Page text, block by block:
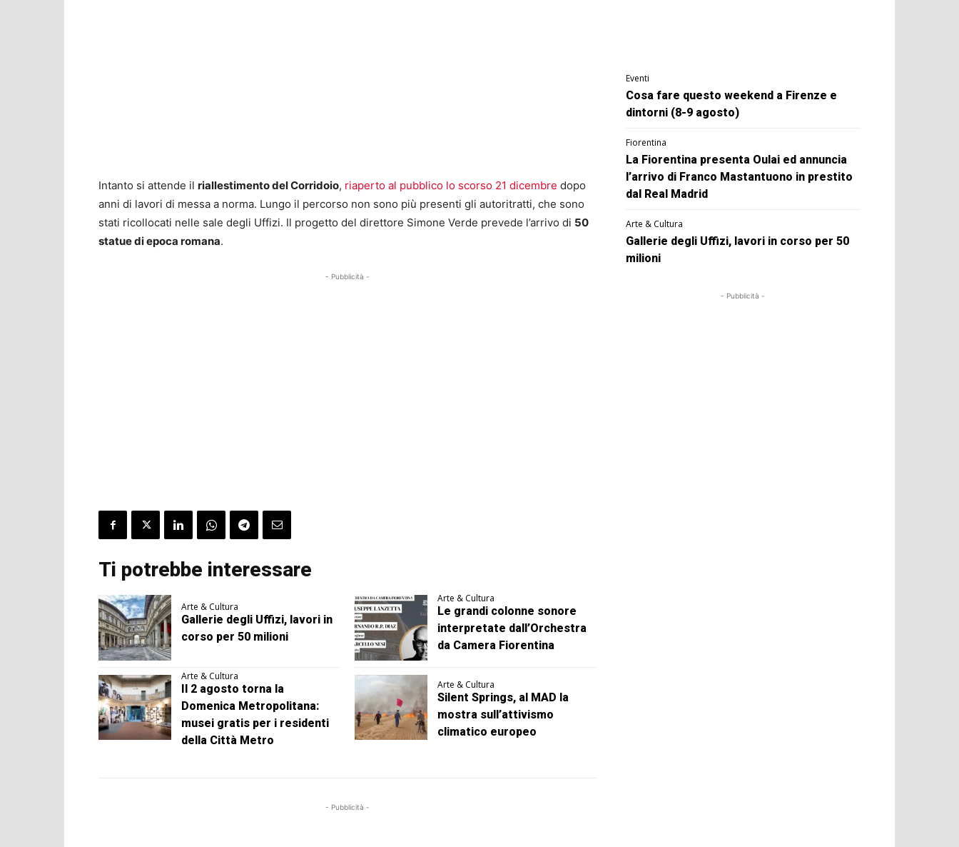
Intanto si attende il riallestimento del Corridoio, riaperto al pubblico lo scorso 21 dicembre dopo
anni di lavori di messa a norma. Lungo il percorso non sono più presenti gli autoritratti, che sono
stati ricollocati nelle sale degli Uffizi. Il progetto del direttore Simone Verde prevede l’arrivo di 50
statue di epoca romana.
- Pubblicità -
Ti potrebbe interessare
Arte & Cultura
Gallerie degli Uffizi, lavori in
corso per 50 milioni
Arte & Cultura
Le grandi colonne sonore
interpretate dall’Orchestra
da Camera Fiorentina
Arte & Cultura
Il 2 agosto torna la
Domenica Metropolitana:
musei gratis per i residenti
della Città Metro
Arte & Cultura
Silent Springs, al MAD la
mostra sull’attivismo
climatico europeo
- Pubblicità -
Eventi
Cosa fare questo weekend a Firenze e
dintorni (8-9 agosto)
Fiorentina
La Fiorentina presenta Oulai ed annuncia
l’arrivo di Franco Mastantuono in prestito
dal Real Madrid
Arte & Cultura
Gallerie degli Uffizi, lavori in corso per 50
milioni
- Pubblicità -